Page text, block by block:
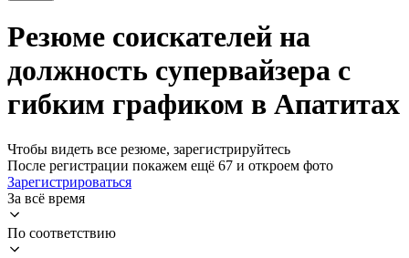
Резюме соискателей на
должность супервайзера с
гибким графиком в Апатитах
Чтобы видеть все резюме, зарегистрируйтесь
После регистрации покажем ещё 67 и откроем фото
Зарегистрироваться
За всё время
По соответствию